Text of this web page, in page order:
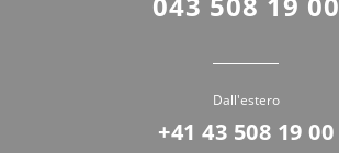
Dall'estero
+41 43 508 19 00